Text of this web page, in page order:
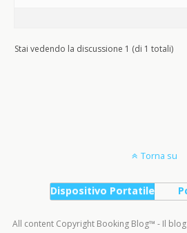
Stai vedendo la discussione 1 (di 1 totali)
Torna su
Dispositivo Portatile
All content Copyright Booking Blog™ - Il